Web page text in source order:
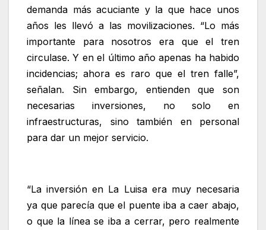
demanda más acuciante y la que hace unos
años les llevó a las movilizaciones. “Lo más
importante para nosotros era que el tren
circulase. Y en el último año apenas ha habido
incidencias; ahora es raro que el tren falle”,
señalan. Sin embargo, entienden que son
necesarias inversiones, no solo en
infraestructuras, sino también en personal
para dar un mejor servicio.
“La inversión en La Luisa era muy necesaria
ya que parecía que el puente iba a caer abajo,
o que la línea se iba a cerrar, pero realmente